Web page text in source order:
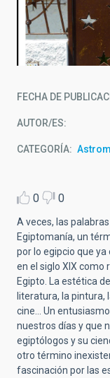
Verja de una
FECHA DE
AUTOR/ES
CATEGORÍA
0 0
A veces, las
Egiptomanía, un
por lo egipcio que
en el siglo XIX como
Egipto. La estética
literatura, la pintura,
cine… Un
nuestros días y que
egiptólogos y su
otro término
fascinación por las